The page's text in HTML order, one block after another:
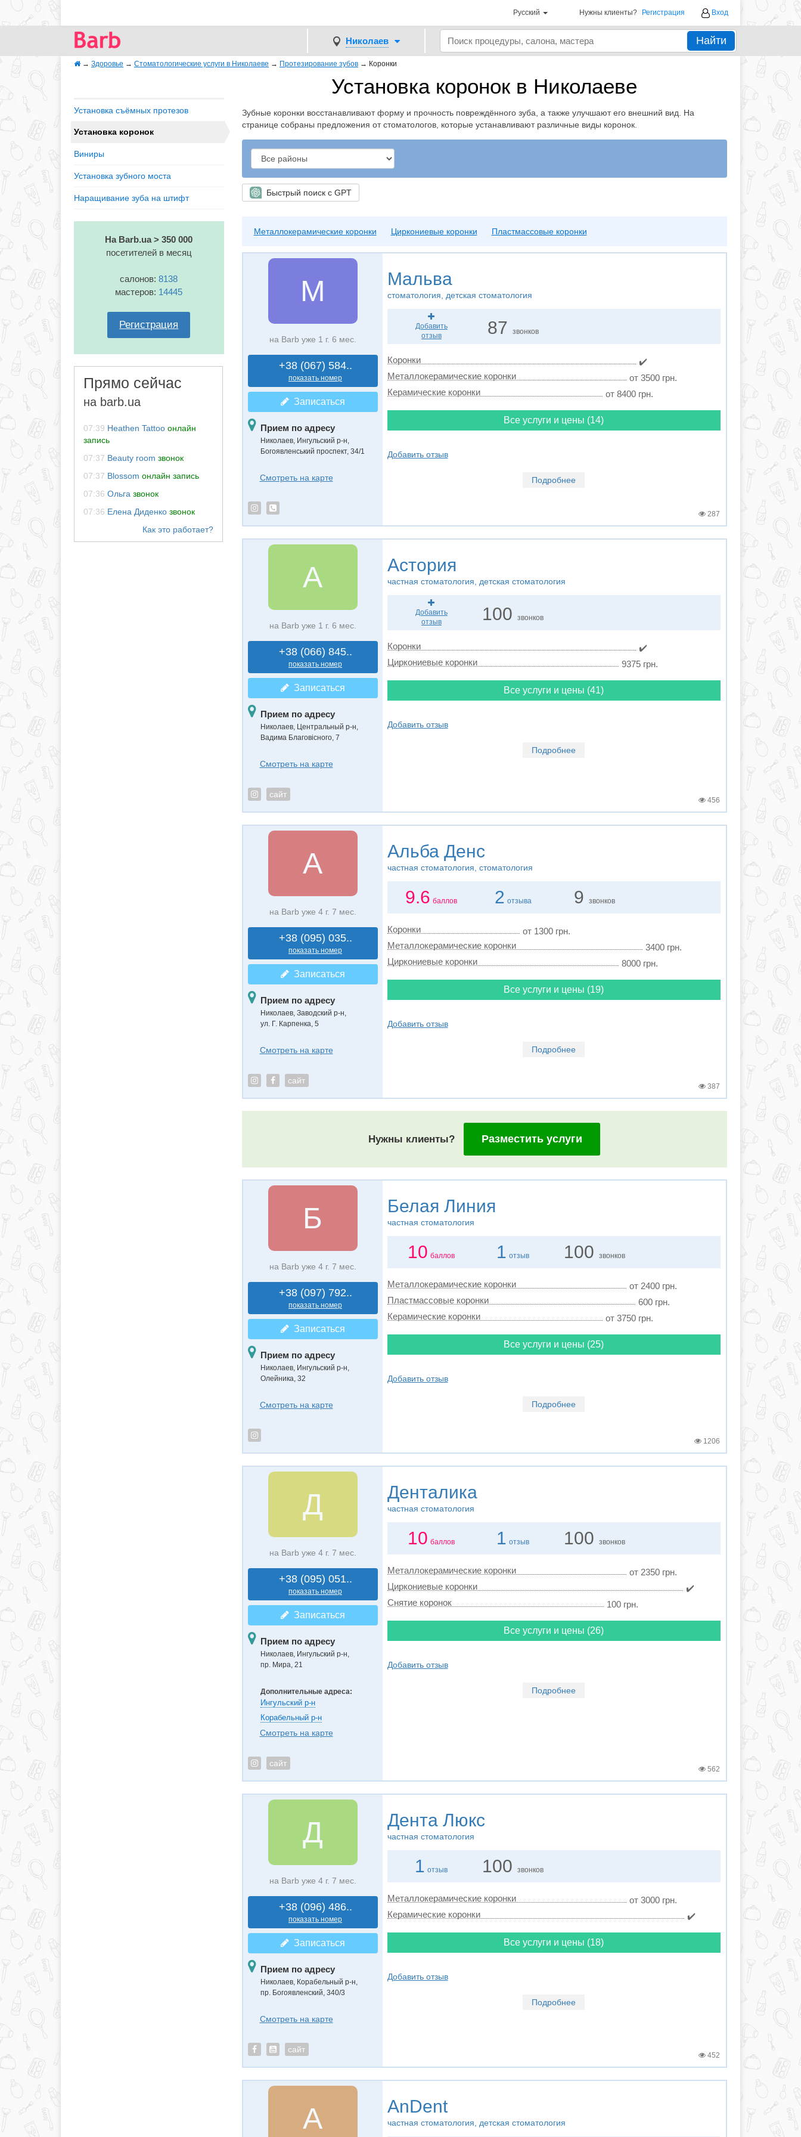
Русский Нужны клиенты? Регистрация Вход
Николаев Найти
→ Здоровье → Стоматологические услуги в Николаеве → Протезирование зубов → Коронки
Установка коронок в Николаеве
Зубные коронки восстанавливают форму и прочность повреждённого зуба, а также улучшают его внешний вид. На
странице собраны предложения от стоматологов, которые устанавливают различные виды коронок.
Быстрый поиск с GPT
Металлокерамические коронки Циркониевые коронки Пластмассовые коронки
Установка съёмных протезов
Установка коронок
Виниры
Установка зубного моста
Наращивание зуба на штифт
На Barb.ua > 350 000
посетителей в месяц
салонов:8138
мастеров: 14445
Регистрация
Прямо сейчас
на barb.ua
07:39 Heathen Tattoo онлайн
запись
07:37 Beauty room звонок
07:37 Blossom онлайн запись
07:36 Ольга звонок
07:36 Елена Диденко звонок
М
на Barb уже 1 г. 6 мес.
+38 (067) 584..
показать номер
Записаться
Прием по адресу
Николаев, Ингульский р-н,
Богоявленський проспект, 34/1
Смотреть на карте
Мальва
стоматология, детская стоматология
Добавить
отзыв
87 звонков
Коронки
✔️
Металлокерамические коронки
от 3500 грн.
Керамические коронки
от 8400 грн.
Все услуги и цены (14)
Добавить отзыв
Подробнее
287
А
на Barb уже 1 г. 6 мес.
+38 (066) 845..
показать номер
Записаться
Прием по адресу
Николаев, Центральный р-н,
Вадима Благовісного, 7
Смотреть на карте
сайт
Астория
частная стоматология, детская стоматология
Добавить
отзыв
100звонков
Коронки
✔️
Циркониевые коронки
9375 грн.
Все услуги и цены (41)
Добавить отзыв
Подробнее
456
А
на Barb уже 4 г. 7 мес.
+38 (095) 035..
показать номер
Записаться
Прием по адресу
Николаев, Заводский р-н,
ул. Г. Карпенка, 5
Смотреть на карте
сайт
Альба Денс
частная стоматология, стоматология
9.6 баллов 2 отзыва 9 звонков
Коронки
от 1300 грн.
Металлокерамические коронки
3400 грн.
Циркониевые коронки
8000 грн.
Все услуги и цены (19)
Добавить отзыв
Подробнее
387
Нужны клиенты? Разместить услуги
Б
на Barb уже 4 г. 7 мес.
+38 (097) 792..
показать номер
Записаться
Прием по адресу
Николаев, Ингульский р-н,
Олейника, 32
Смотреть на карте
Белая Линия
частная стоматология
10 баллов 1 отзыв 100 звонков
Металлокерамические коронки
от 2400 грн.
Пластмассовые коронки
600 грн.
Керамические коронки
от 3750 грн.
Все услуги и цены (25)
Добавить отзыв
Подробнее
1206
Д
на Barb уже 4 г. 7 мес.
+38 (095) 051..
показать номер
Записаться
Прием по адресу
Николаев, Ингульский р-н,
пр. Мира, 21
Дополнительные адреса:
Ингульский р-н
Корабельный р-н
Смотреть на карте
сайт
Денталика
частная стоматология
10 баллов 1 отзыв 100 звонков
Металлокерамические коронки
от 2350 грн.
Циркониевые коронки
✔️
Снятие коронок
100 грн.
Все услуги и цены (26)
Добавить отзыв
Подробнее
562
Д
на Barb уже 4 г. 7 мес.
+38 (096) 486..
показать номер
Записаться
Прием по адресу
Николаев, Корабельный р-н,
пр. Богоявленский, 340/3
Смотреть на карте
сайт
Дента Люкс
частная стоматология
1 отзыв 100звонков
Металлокерамические коронки
от 3000 грн.
Керамические коронки
✔️
Все услуги и цены (18)
Добавить отзыв
Подробнее
452
A AnDent
частная стоматология, детская стоматология